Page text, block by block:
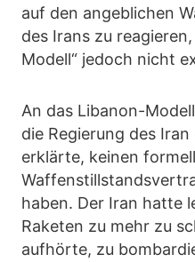
auf den angeblichen
des Irans zu
Modell“ jedoch nicht
An das Libanon-
die Regierung des
erklärte, keinen
haben. Der Iran hatte
Raketen zu mehr zu
aufhörte, zu